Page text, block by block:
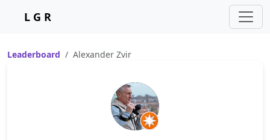
L G R
Leaderboard Alexander Zvir